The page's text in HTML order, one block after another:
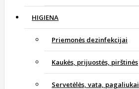
HIGIENA
Priemonės dezinfekcijai
Kaukės, prijuostės, pirštinės
Servetėlės, vata, pagaliukai